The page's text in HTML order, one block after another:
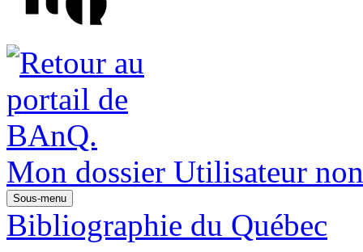
Mon dossier Utilisateur
Sous-menu
Bibliographie du Québec